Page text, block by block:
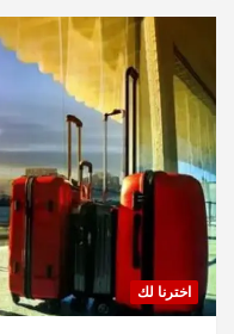
اخترنا لك